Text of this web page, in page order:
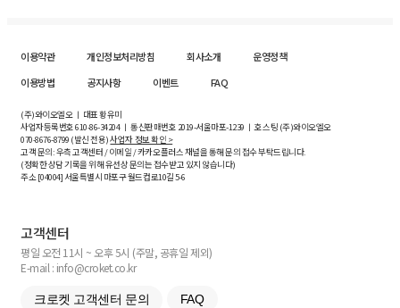
이용약관 개인정보처리방침 회사소개
운영정책
이용방법
공지사항 이벤트 FAQ
(주)와이오엘오 ㅣ 대표 황유미
사업자등록번호610-86-34204ㅣ 통신판매번호 2019-서울마포-1239 ㅣ 호스팅 (주)와이오엘오
070-8676-8799 (발신 전용)사업자 정보 확인 >
고객 문의: 우측 고객센터 / 이메일 / 카카오플러스 채널을 통해 문의 접수 부탁드립니다.
(정확한 상담 기록을 위해 유선상 문의는 접수받고 있지 않습니다)
주소 [04004] 서울특별시 마포구 월드컵로10길5-6
고객센터
평일 오전 11시 ~ 오후 5시 (주말, 공휴일 제외)
E-mail : info@croket.co.kr
크로켓 고객센터 문의 FAQ